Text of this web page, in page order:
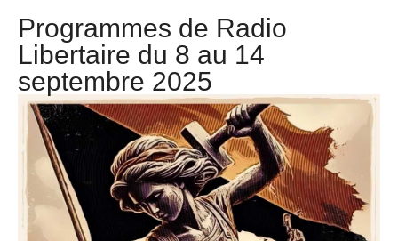
Programmes de Radio
Libertaire du 8 au 14
septembre 2025